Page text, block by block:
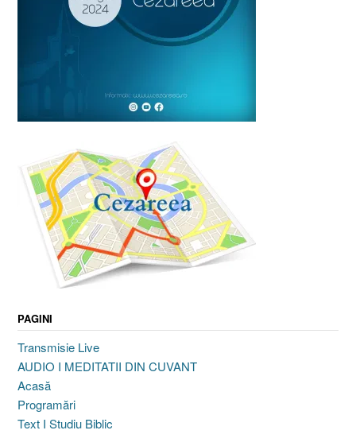
PAGINI
Transmisie Live
AUDIO I MEDITATII DIN CUVANT
Acasă
Programări
Text I Studiu Biblic